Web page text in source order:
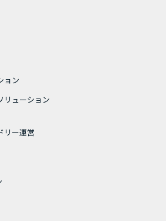
ョン
リューション
リー運営